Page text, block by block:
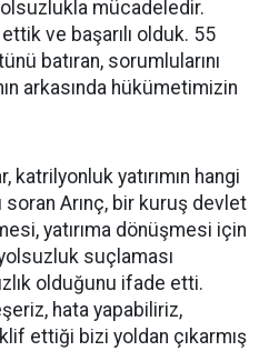
mücadeledir.
ve başarılı olduk. 55
batıran, sorumlularını
arkasında hükümetimizin
yatırımın hangi
soran Arınç, bir kuruş devlet
yatırıma dönüşmesi için
suçlaması
olduğunu ifade etti.
hata yapabiliriz,
ettiği bizi yoldan çıkarmış